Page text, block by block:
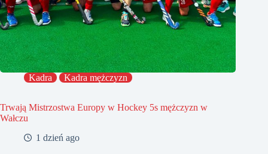
Kadra Kadra mężczyzn
Trwają Mistrzostwa Europy w Hockey 5s mężczyzn w
Wałczu
1 dzień ago